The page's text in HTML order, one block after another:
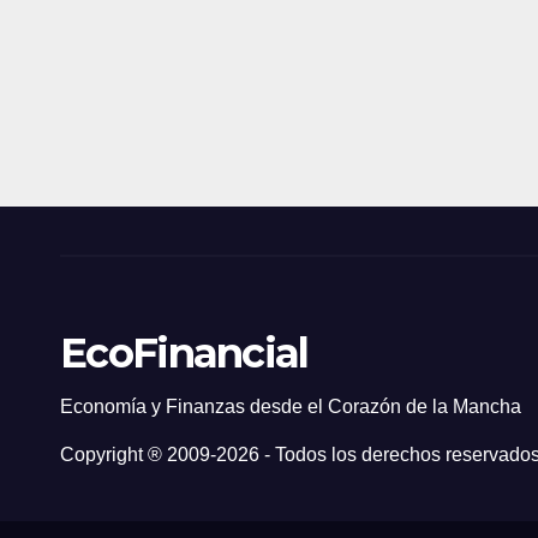
EcoFinancial
Economía y Finanzas desde el Corazón de la Mancha
Copyright ® 2009-2026 - Todos los derechos